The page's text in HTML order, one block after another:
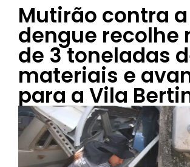
Mutirão contra a
dengue recolhe
de 3 toneladas
materiais e
para a Vila